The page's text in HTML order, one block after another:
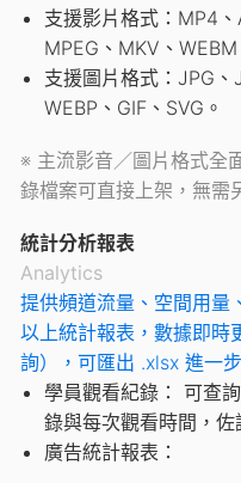
支援影片格式：MP4、
MPEG、MKV、WEBM
支援圖片格式：JPG、
WEBP、GIF、SVG。
※ 主流影音／圖片格式全
錄檔案可直接上架，無需
統計分析報表
Analytics
提供頻道流量、空間用
以上統計報表，數據即時
詢），可匯出 .xlsx 進一
學員觀看紀錄： 可查
錄與每次觀看時間，
廣告統計報表：